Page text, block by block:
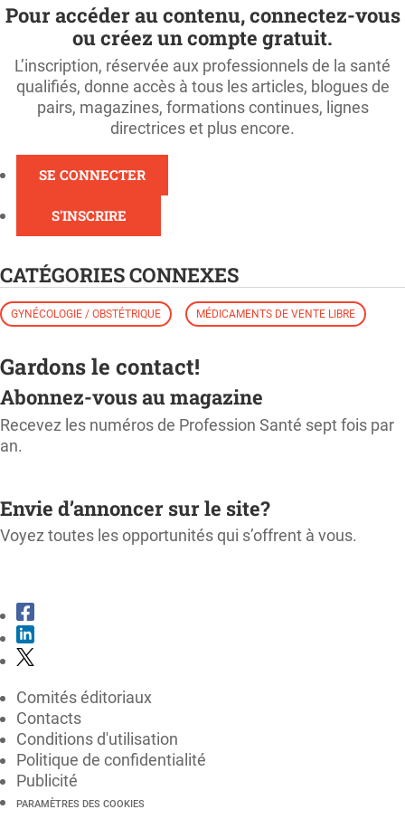
Pour accéder au contenu, connectez-vous
ou créez un compte gratuit.
L’inscription, réservée aux professionnels de la santé
qualifiés, donne accès à tous les articles, blogues de
pairs, magazines, formations continues, lignes
directrices et plus encore.
SE CONNECTER
S'INSCRIRE
CATÉGORIES CONNEXES
GYNÉCOLOGIE / OBSTÉTRIQUE MÉDICAMENTS DE VENTE LIBRE
Gardons le contact!
Abonnez-vous au magazine
Recevez les numéros de Profession Santé sept fois par
an.
Envie d’annoncer sur le site?
Voyez toutes les opportunités qui s’offrent à vous.
Comités éditoriaux
Contacts
Conditions d'utilisation
Politique de confidentialité
Publicité
PARAMÈTRES DES COOKIES